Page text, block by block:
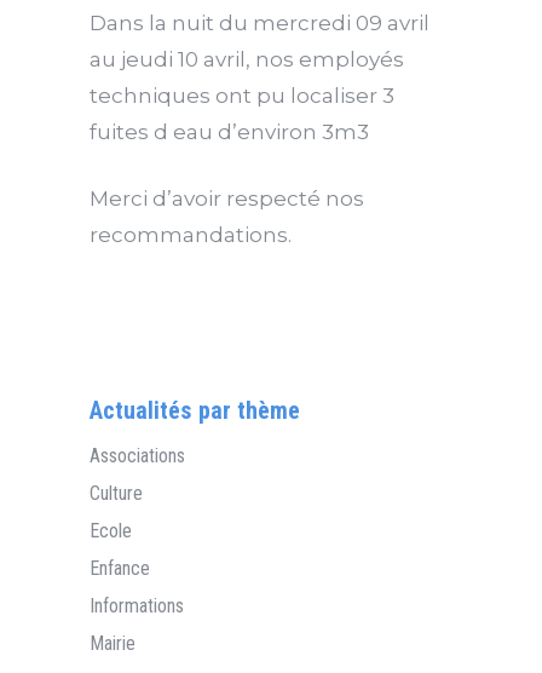
Dans la nuit du mercredi 09 avril
au jeudi 10 avril, nos employés
techniques ont pu localiser 3
fuites d eau d’environ 3m3
Merci d’avoir respecté nos
recommandations.
Actualités par thème
Associations
Culture
Ecole
Enfance
Informations
Mairie